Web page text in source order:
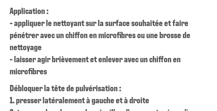
Application :
- appliquer le nettoyant sur la surface souhaitée et faire
pénétrer avec un chiffon en microfibres ou une brosse de
nettoyage
- laisser agir brièvement et enlever avec un chiffon en
microfibres
Débloquer la tête de pulvérisation :
1. presser latéralement à gauche et à droite